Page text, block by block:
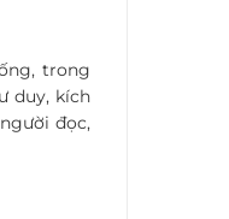
trong
duy, kích
đọc,